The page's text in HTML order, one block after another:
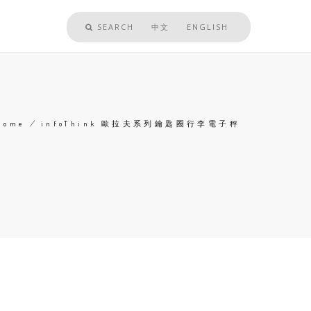
SEARCH 中文 ENGLISH
/ infoThink 歐拉夫系列鑰匙圈行李電子秤